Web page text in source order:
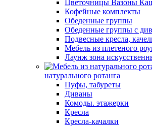
Цветочницы Вазоны
Кофейные комплекты
Обеденные группы
Обеденные группы с
Подвесные кресла,
Мебель из плетеного
Лаунж зона
натурального ротанга
Пуфы, табуреты
Диваны
Комоды. этажерки
Кресла
Кресла-качалки